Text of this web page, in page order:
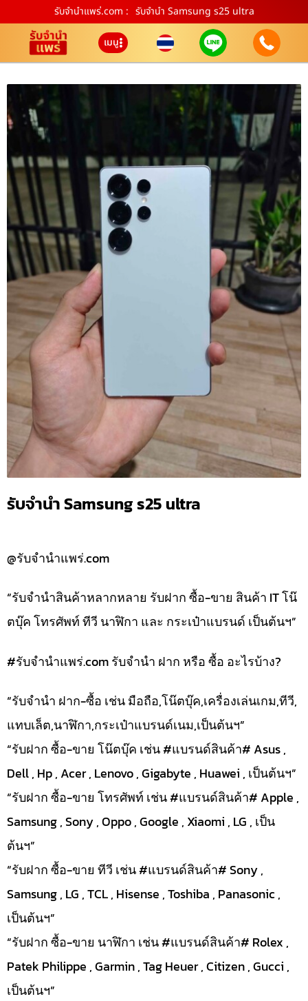
รับจํานําแพร่.com : รับจำนำ Samsung s25 ultra
เมนู
รับจำนำ Samsung s25 ultra
@รับจำนำแพร่.com
“รับจำนำสินค้าหลากหลาย รับฝาก ซื้อ-ขาย สินค้า IT โน๊
ตบุ๊ค โทรศัพท์ ทีวี นาฬิกา และ กระเป๋าแบรนด์ เป็นต้นฯ”
#รับจํานําแพร่.com รับจำนำ ฝาก หรือ ซื้อ อะไรบ้าง?
“รับจำนำ ฝาก-ซื้อ เช่น มือถือ,โน๊ตบุ๊ค,เครื่องเล่นเกม,ทีวี,
แทบเล็ต,นาฬิกา,กระเป๋าแบรนด์เนม,เป็นต้นฯ”
“รับฝาก ซื้อ-ขาย โน๊ตบุ๊ค เช่น #แบรนด์สินค้า# Asus ,
Dell , Hp , Acer , Lenovo , Gigabyte , Huawei , เป็นต้นฯ”
“รับฝาก ซื้อ-ขาย โทรศัพท์ เช่น #แบรนด์สินค้า# Apple ,
Samsung , Sony , Oppo , Google , Xiaomi , LG , เป็น
ต้นฯ”
“รับฝาก ซื้อ-ขาย ทีวี เช่น #แบรนด์สินค้า# Sony ,
Samsung , LG , TCL , Hisense , Toshiba , Panasonic ,
เป็นต้นฯ”
“รับฝาก ซื้อ-ขาย นาฬิกา เช่น #แบรนด์สินค้า# Rolex ,
Patek Philippe , Garmin , Tag Heuer , Citizen , Gucci ,
เป็นต้นฯ”